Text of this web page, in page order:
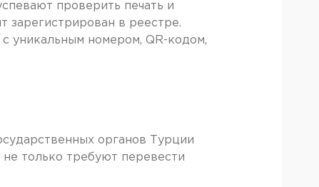
проверить печать и
зарегистрирован в реестре.
уникальным номером, QR-кодом,
органов Турции
только требуют перевести